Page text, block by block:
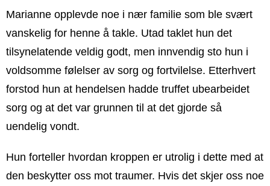
Marianne opplevde noe i nær familie som ble svært
vanskelig for henne å takle. Utad taklet hun det
tilsynelatende veldig godt, men innvendig sto hun i
voldsomme følelser av sorg og fortvilelse. Etterhvert
forstod hun at hendelsen hadde truffet ubearbeidet
sorg og at det var grunnen til at det gjorde så
uendelig vondt.
Hun forteller hvordan kroppen er utrolig i dette med at
den beskytter oss mot traumer. Hvis det skjer oss noe